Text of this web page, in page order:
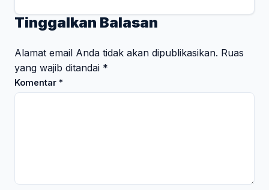
Tinggalkan Balasan
Alamat email Anda tidak akan dipublikasikan. Ruas
yang wajib ditandai *
Komentar *